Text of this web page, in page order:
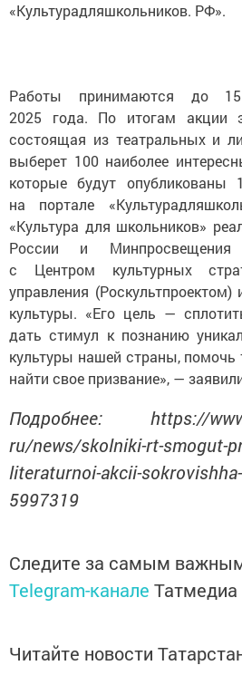
«Культурадляшкольников. РФ».
Работы принимаются до 15
2025 года. По итогам акции
состоящая из театральных и
выберет 100 наиболее
которые будут опубликованы
на портале
«Культура для школьников»
России и Минпросвещения
с Центром культурных
управления
культуры. «Его цель —
дать стимул к познанию
культуры нашей страны,
найти свое призвание», —
Подробнее: https://
ru/news/skolniki-rt-smogut-
literaturnoi-akcii-
5997319
Следите за самым
Telegram-канале Татмедиа
Читайте новости